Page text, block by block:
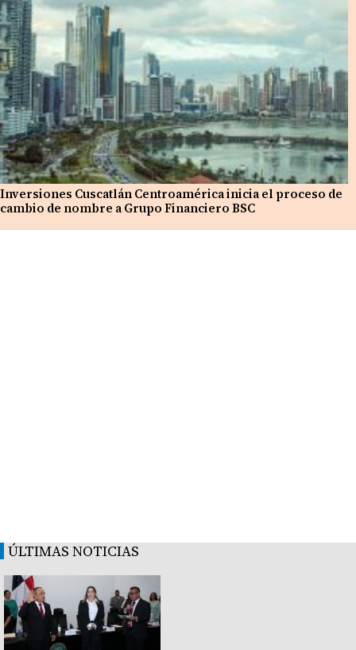
Inversiones Cuscatlán Centroamérica inicia el proceso de
cambio de nombre a Grupo Financiero BSC
ÚLTIMAS NOTICIAS